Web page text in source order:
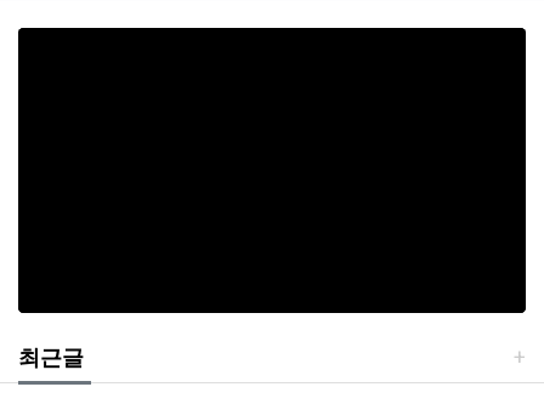
최근글